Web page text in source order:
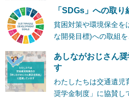
「SDGs」への取り
貧困対策や環境保全を
な開発目標)への取組を
あしながおじさん
す
わたしたちは交通遺児
奨学金制度」に協賛し